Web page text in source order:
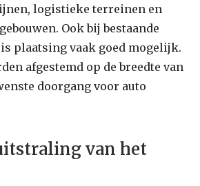
logistieke terreinen en
Ook bij bestaande
plaatsing vaak goed mogelijk.
afgestemd op de breedte van
doorgang voor auto
van het